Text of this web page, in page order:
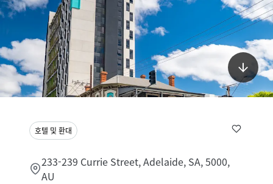
호텔 및 환대
233-239 Currie Street, Adelaide, SA, 5000,
AU